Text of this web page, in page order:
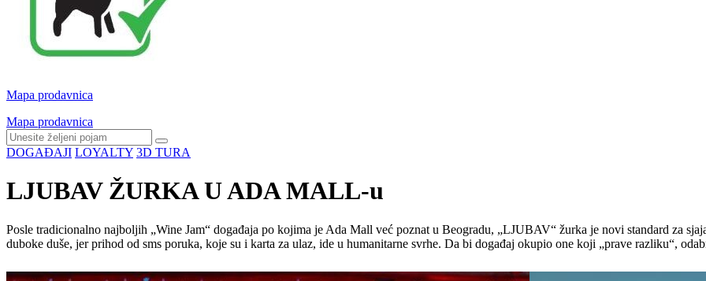
Mapa prodavnica
Mapa prodavnica
DOGAĐAJI LOYALTY 3D TURA
LJUBAV ŽURKA U ADA MALL-u
Posle tradicionalno najboljih „Wine Jam“ događaja po kojima je Ada Mall već poznat u Beogradu, „LJUBAV“ žurka je novi standard za
duboke duše, jer prihod od sms poruka, koje su i karta za ulaz, ide u humanitarne svrhe. Da bi događaj okupio one koji „prave razliku“,